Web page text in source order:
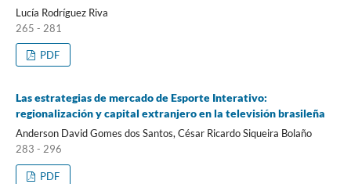
Lucía Rodríguez Riva
265 - 281
PDF
Las estrategias de mercado de Esporte Interativo:
regionalización y capital extranjero en la televisión brasileña
Anderson David Gomes dos Santos, César Ricardo Siqueira Bolaño
283 - 296
PDF